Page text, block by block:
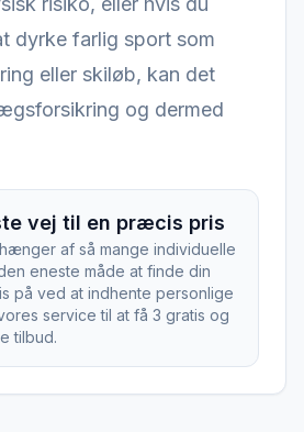
dyrke farlig sport som
eller skiløb, kan det
og dermed
vej til en præcis pris
af så mange individuelle
eneste måde at finde din
på ved at indhente personlige
service til at få 3 gratis og
tilbud.